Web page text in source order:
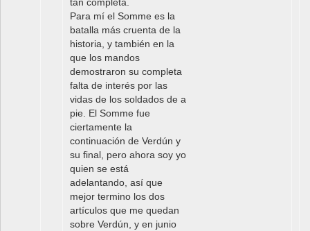
Para mí el Somme es la
batalla más cruenta de la
historia, y también en la
que los mandos
demostraron su completa
falta de interés por las
vidas de los soldados de a
pie. El Somme fue
ciertamente la
continuación de Verdún y
su final, pero ahora soy yo
quien se está
adelantando, así que
mejor termino los dos
artículos que me quedan
sobre Verdún, y en junio